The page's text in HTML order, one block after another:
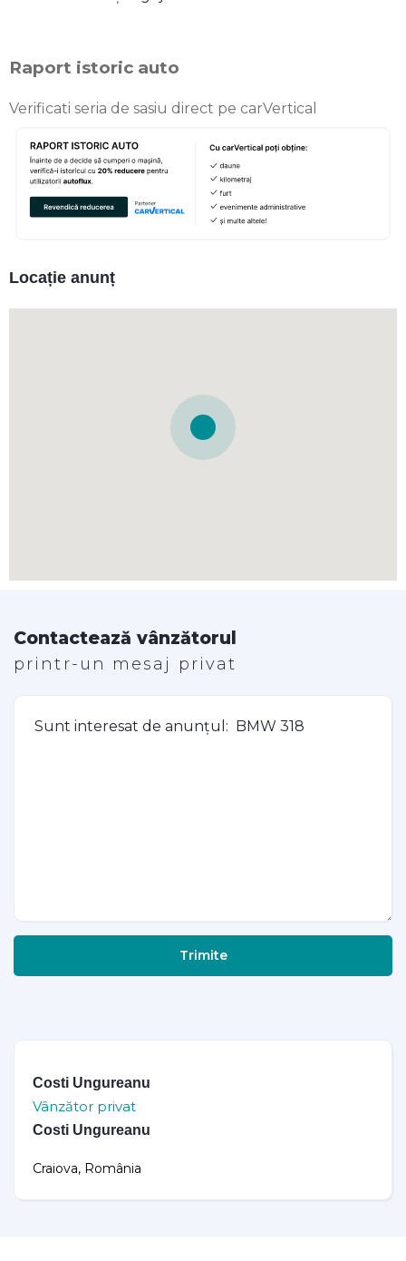
Raport istoric auto
Verificati seria de sasiu direct pe carVertical
Locație anunț
Contactează vânzătorul
printr-un mesaj privat
Trimite
Costi Ungureanu
Vânzător privat
Costi Ungureanu
Craiova, România